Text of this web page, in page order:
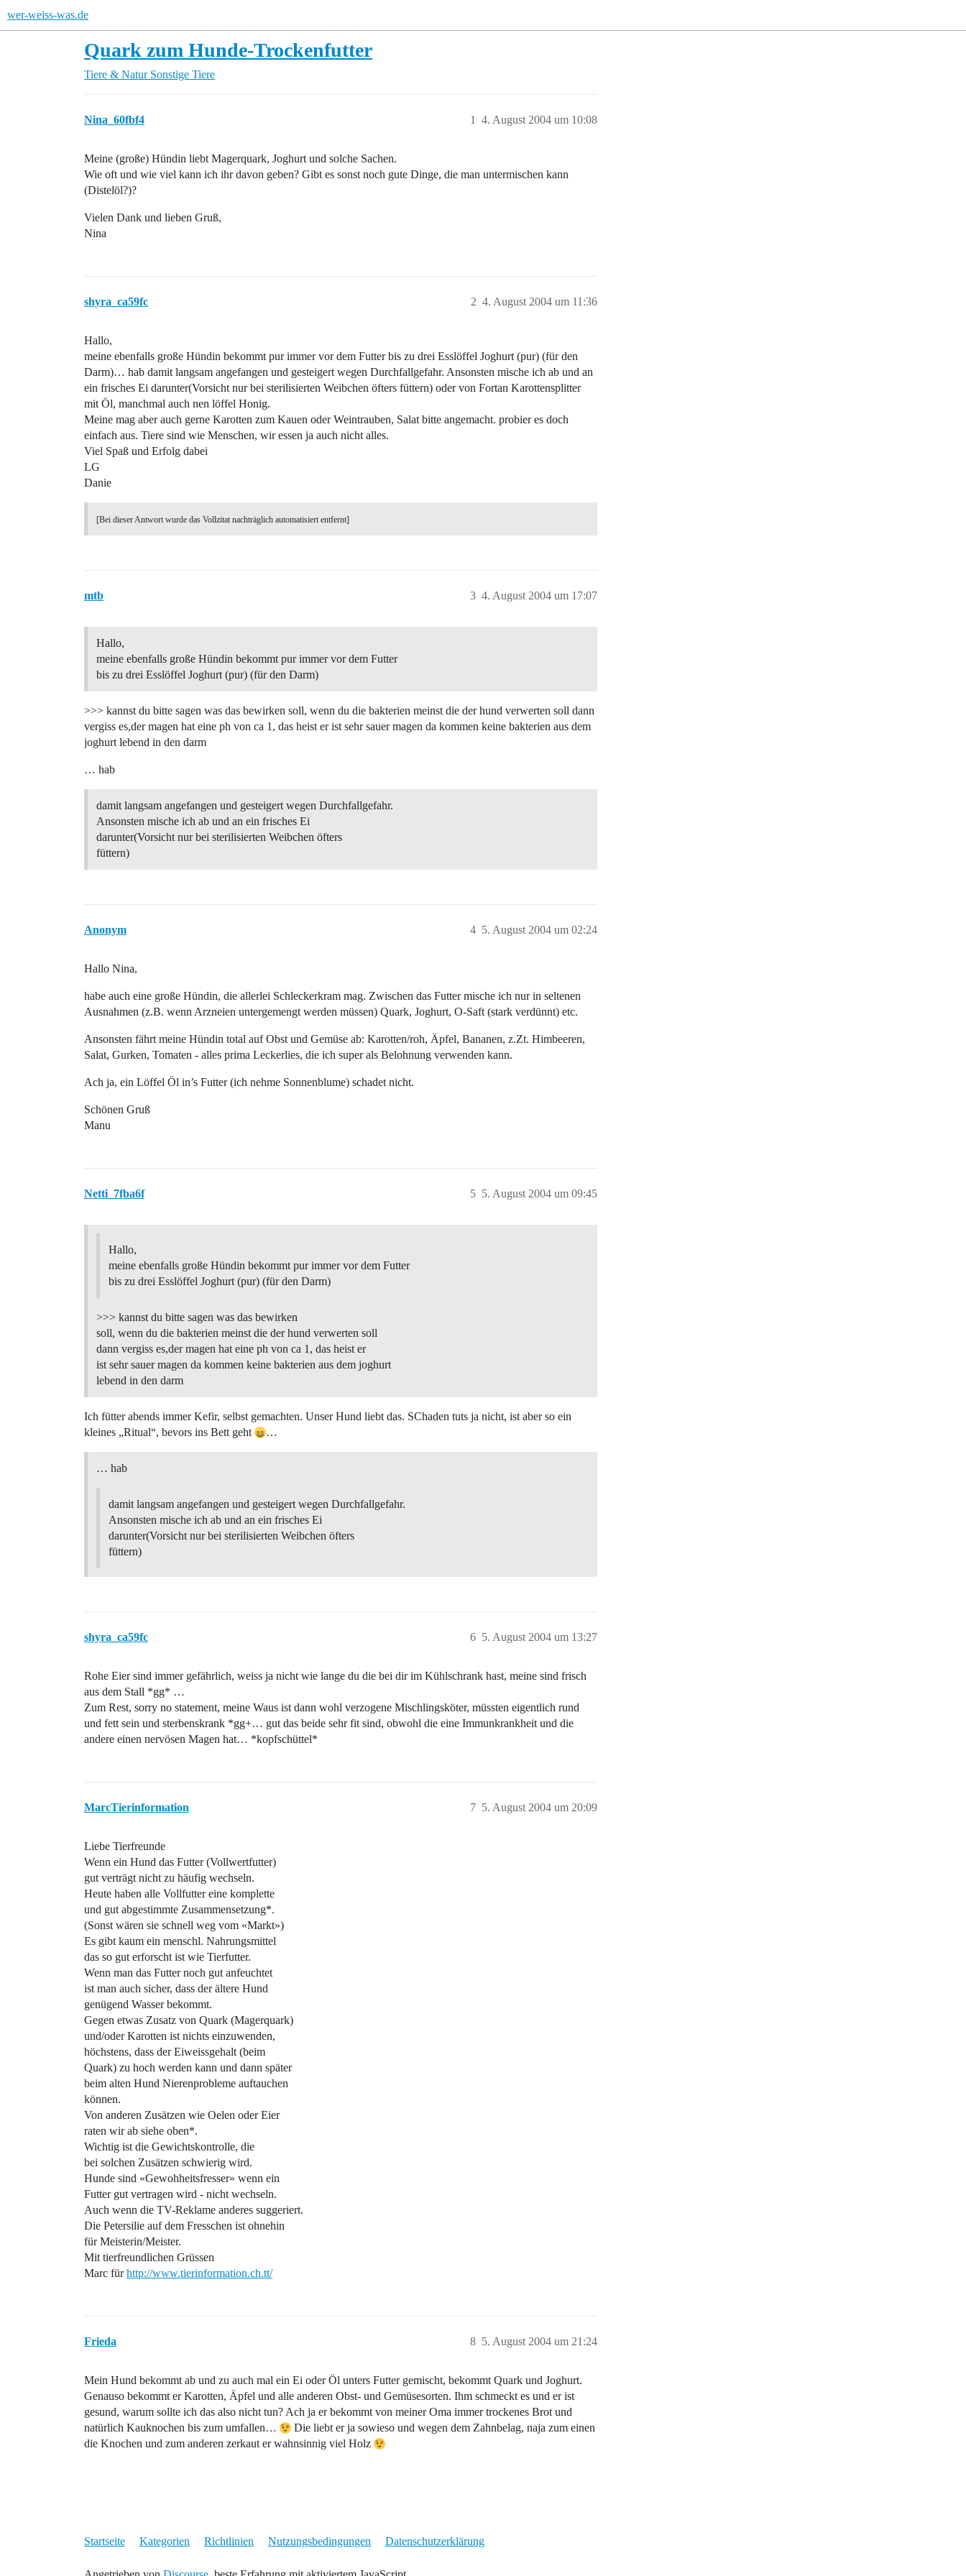
wer-weiss-was.de
Quark zum Hunde-Trockenfutter
Tiere & Natur Sonstige Tiere
Nina_60fbf4 4. August 2004 um 10:08
1
Meine (große) Hündin liebt Magerquark, Joghurt und solche Sachen.
Wie oft und wie viel kann ich ihr davon geben? Gibt es sonst noch gute Dinge, die man untermischen kann
(Distelöl?)?
Vielen Dank und lieben Gruß,
Nina
shyra_ca59fc 4. August 2004 um 11:36
2
Hallo,
meine ebenfalls große Hündin bekommt pur immer vor dem Futter bis zu drei Esslöffel Joghurt (pur) (für den
Darm)… hab damit langsam angefangen und gesteigert wegen Durchfallgefahr. Ansonsten mische ich ab und an
ein frisches Ei darunter(Vorsicht nur bei sterilisierten Weibchen öfters füttern) oder von Fortan Karottensplitter
mit Öl, manchmal auch nen löffel Honig.
Meine mag aber auch gerne Karotten zum Kauen oder Weintrauben, Salat bitte angemacht. probier es doch
einfach aus. Tiere sind wie Menschen, wir essen ja auch nicht alles.
Viel Spaß und Erfolg dabei
LG
Danie
[Bei dieser Antwort wurde das Vollzitat nachträglich automatisiert entfernt]
mtb 4. August 2004 um 17:07
3
Hallo,
meine ebenfalls große Hündin bekommt pur immer vor dem Futter
bis zu drei Esslöffel Joghurt (pur) (für den Darm)
>>> kannst du bitte sagen was das bewirken soll, wenn du die bakterien meinst die der hund verwerten soll dann
vergiss es,der magen hat eine ph von ca 1, das heist er ist sehr sauer magen da kommen keine bakterien aus dem
joghurt lebend in den darm
… hab
damit langsam angefangen und gesteigert wegen Durchfallgefahr.
Ansonsten mische ich ab und an ein frisches Ei
darunter(Vorsicht nur bei sterilisierten Weibchen öfters
füttern)
Anonym 5. August 2004 um 02:24
4
Hallo Nina,
habe auch eine große Hündin, die allerlei Schleckerkram mag. Zwischen das Futter mische ich nur in seltenen
Ausnahmen (z.B. wenn Arzneien untergemengt werden müssen) Quark, Joghurt, O-Saft (stark verdünnt) etc.
Ansonsten fährt meine Hündin total auf Obst und Gemüse ab: Karotten/roh, Äpfel, Bananen, z.Zt. Himbeeren,
Salat, Gurken, Tomaten - alles prima Leckerlies, die ich super als Belohnung verwenden kann.
Ach ja, ein Löffel Öl in’s Futter (ich nehme Sonnenblume) schadet nicht.
Schönen Gruß
Manu
Netti_7fba6f 5. August 2004 um 09:45
5
Hallo,
meine ebenfalls große Hündin bekommt pur immer vor dem Futter
bis zu drei Esslöffel Joghurt (pur) (für den Darm)
>>> kannst du bitte sagen was das bewirken
soll, wenn du die bakterien meinst die der hund verwerten soll
dann vergiss es,der magen hat eine ph von ca 1, das heist er
ist sehr sauer magen da kommen keine bakterien aus dem joghurt
lebend in den darm
Ich fütter abends immer Kefir, selbst gemachten. Unser Hund liebt das. SChaden tuts ja nicht, ist aber so ein
kleines „Ritual“, bevors ins Bett geht
…
… hab
damit langsam angefangen und gesteigert wegen Durchfallgefahr.
Ansonsten mische ich ab und an ein frisches Ei
darunter(Vorsicht nur bei sterilisierten Weibchen öfters
füttern)
shyra_ca59fc 5. August 2004 um 13:27
6
Rohe Eier sind immer gefährlich, weiss ja nicht wie lange du die bei dir im Kühlschrank hast, meine sind frisch
aus dem Stall *gg* …
Zum Rest, sorry no statement, meine Waus ist dann wohl verzogene Mischlingsköter, müssten eigentlich rund
und fett sein und sterbenskrank *gg+… gut das beide sehr fit sind, obwohl die eine Immunkrankheit und die
andere einen nervösen Magen hat… *kopfschüttel*
MarcTierinformation 5. August 2004 um 20:09
7
Liebe Tierfreunde
Wenn ein Hund das Futter (Vollwertfutter)
gut verträgt nicht zu häufig wechseln.
Heute haben alle Vollfutter eine komplette
und gut abgestimmte Zusammensetzung*.
(Sonst wären sie schnell weg vom «Markt»)
Es gibt kaum ein menschl. Nahrungsmittel
das so gut erforscht ist wie Tierfutter.
Wenn man das Futter noch gut anfeuchtet
ist man auch sicher, dass der ältere Hund
genügend Wasser bekommt.
Gegen etwas Zusatz von Quark (Magerquark)
und/oder Karotten ist nichts einzuwenden,
höchstens, dass der Eiweissgehalt (beim
Quark) zu hoch werden kann und dann später
beim alten Hund Nierenprobleme auftauchen
können.
Von anderen Zusätzen wie Oelen oder Eier
raten wir ab siehe oben*.
Wichtig ist die Gewichtskontrolle, die
bei solchen Zusätzen schwierig wird.
Hunde sind «Gewohheitsfresser» wenn ein
Futter gut vertragen wird - nicht wechseln.
Auch wenn die TV-Reklame anderes suggeriert.
Die Petersilie auf dem Fresschen ist ohnehin
für Meisterin/Meister.
Mit tierfreundlichen Grüssen
Marc fürhttp://www.tierinformation.ch.tt/
Frieda 5. August 2004 um 21:24
8
Mein Hund bekommt ab und zu auch mal ein Ei oder Öl unters Futter gemischt, bekommt Quark und Joghurt.
Genauso bekommt er Karotten, Äpfel und alle anderen Obst- und Gemüsesorten. Ihm schmeckt es und er ist
gesund, warum sollte ich das also nicht tun? Ach ja er bekommt von meiner Oma immer trockenes Brot und
natürlich Kauknochen bis zum umfallen…
Die liebt er ja sowieso und wegen dem Zahnbelag, naja zum einen
die Knochen und zum anderen zerkaut er wahnsinnig viel Holz
Startseite Kategorien Richtlinien Nutzungsbedingungen Datenschutzerklärung